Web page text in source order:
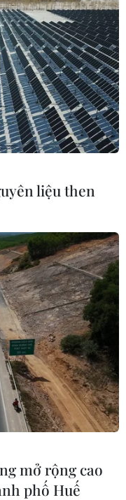
liệu then
mở rộng cao
phố Huế